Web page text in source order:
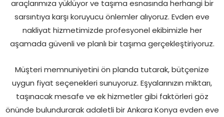
araçlarımıza yüklüyor ve taşıma esnasında herhangi bir
sarsıntıya karşı koruyucu önlemler alıyoruz. Evden eve
nakliyat hizmetimizde profesyonel ekibimizle her
aşamada güvenli ve planlı bir taşıma gerçekleştiriyoruz.
Müşteri memnuniyetini ön planda tutarak, bütçenize
uygun fiyat seçenekleri sunuyoruz. Eşyalarınızın miktarı,
taşınacak mesafe ve ek hizmetler gibi faktörleri göz
önünde bulundurarak adaletli bir Ankara Konya evden eve